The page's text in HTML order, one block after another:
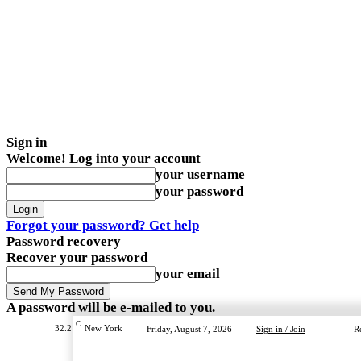
Sign in
Welcome! Log into your account
your username
your password
Forgot your password? Get help
Password recovery
Recover your password
your email
A password will be e-mailed to you.
32.2 C New York Friday, August 7, 2026 Sign in / Join